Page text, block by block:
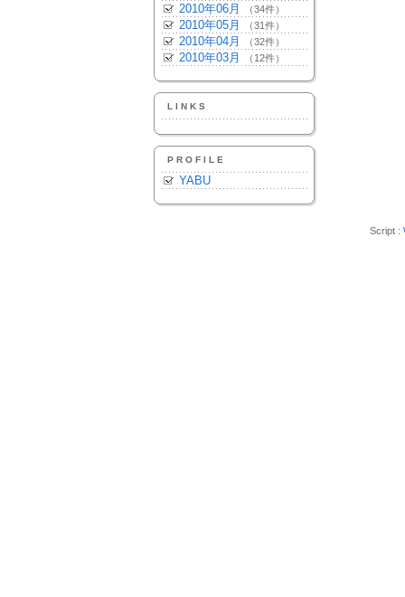
2010年06月 （34件）
2010年05月 （31件）
2010年04月 （32件）
2010年03月 （12件）
LINKS
PROFILE
YABU
Script :